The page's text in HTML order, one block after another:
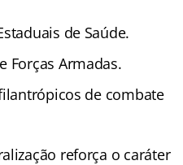
de Saúde.
Forças Armadas.
de combate
reforça o caráter